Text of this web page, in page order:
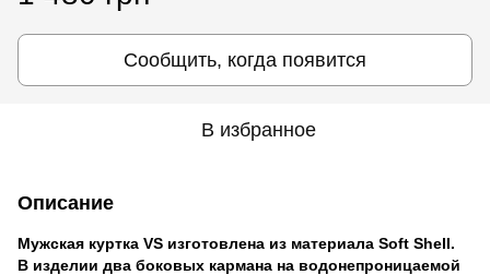
Сообщить, когда появится
В избранное
Описание
Мужская куртка VS изготовлена из материала Soft Shell.
В изделии два боковых кармана на водонепроницаемой